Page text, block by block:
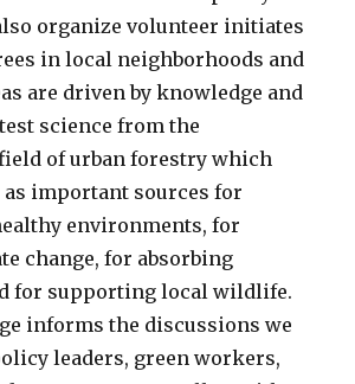
organize volunteer initiates
in local neighborhoods and
are driven by knowledge and
science from the
of urban forestry which
important sources for
environments, for
change, for absorbing
for supporting local wildlife.
informs the discussions we
leaders, green workers,